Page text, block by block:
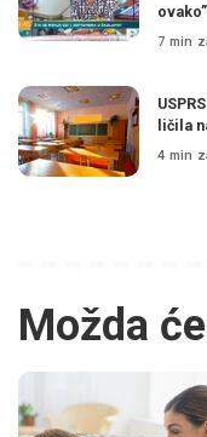
ovako”
7 min
ličila
4 min
Možda